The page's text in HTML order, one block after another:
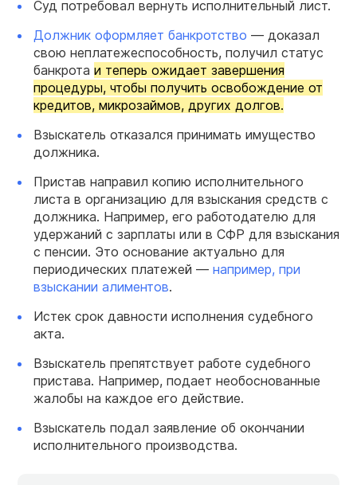
Суд потребовал вернуть исполнительный лист.
Должник оформляет банкротство — доказал
свою неплатежеспособность, получил статус
банкрота и теперь ожидает завершения
процедуры, чтобы получить освобождение от
кредитов, микрозаймов, других долгов.
Взыскатель отказался принимать имущество
должника.
Пристав направил копию исполнительного
листа в организацию для взыскания средств с
должника. Например, его работодателю для
удержаний с зарплаты или в СФР для взыскания
с пенсии. Это основание актуально для
периодических платежей — например, при
взыскании алиментов.
Истек срок давности исполнения судебного
акта.
Взыскатель препятствует работе судебного
пристава. Например, подает необоснованные
жалобы на каждое его действие.
Взыскатель подал заявление об окончании
исполнительного производства.